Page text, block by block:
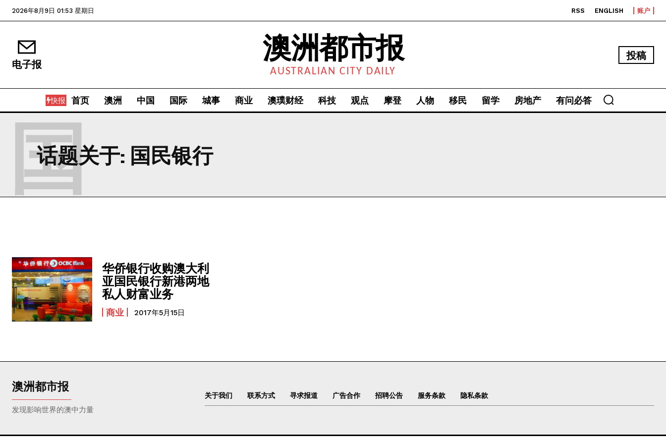
2026年8月9日 01:53 星期日 RSS ENGLISH 账户
电子报 澳洲都市报
AUSTRALIAN CITY DAILY
投稿
快报 首页 澳洲 中国 国际 城事 商业 澳璞财经 科技 观点 摩登 人物 移民 留学 房地产 有问必答
话题关于: 国民银行
国
华侨银行收购澳大利
亚国民银行新港两地
私人财富业务
商业 2017年5月15日
澳洲都市报
发现影响世界的澳中力量
关于我们 联系方式 寻求报道 广告合作 招聘公告 服务条款 隐私条款